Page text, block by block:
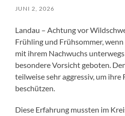
JUNI 2, 2026
Landau – Achtung vor
Frühling und Frühsommer,
mit ihrem Nachwuchs
besondere Vorsicht geboten.
teilweise sehr aggressiv, um ihre
beschützen.
Diese Erfahrung mussten im